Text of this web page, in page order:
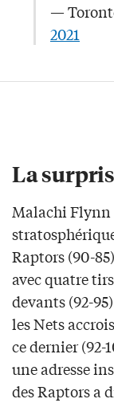
—
2021
La
Malachi Flynn
Raptors (90-
avec quatre
devants (92-
les Nets
ce dernier (92-
une adresse
des Raptors a